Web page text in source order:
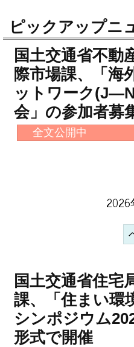
ピックアップニ
国土交通省不動
際市場課、「海
ットワーク
会」の参加者募
全文公開中
2026
国土交通省住宅
課、「住まい環
シンポジウム
形式で開催